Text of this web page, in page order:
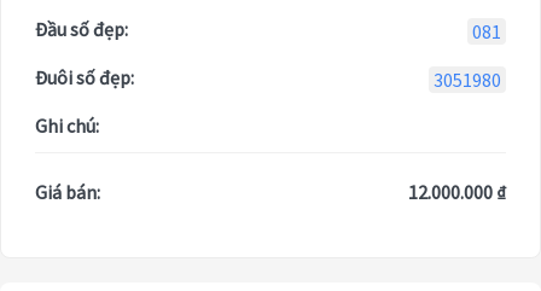
Đầu số đẹp:
081
Đuôi số đẹp:
3051980
Ghi chú:
Giá bán: 12.000.000 ₫